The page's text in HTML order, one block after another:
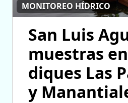
MONITOREO HÍDRICO
San Luis
muestras
diques Las
y